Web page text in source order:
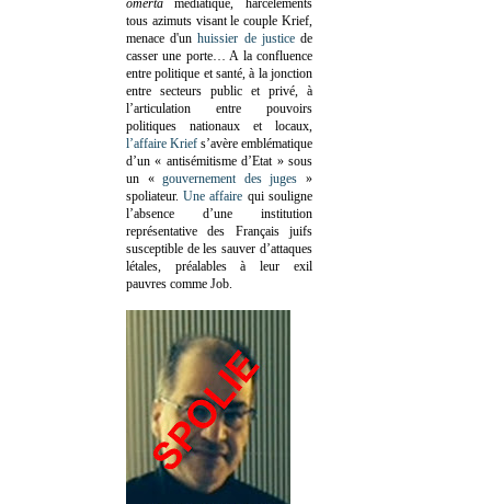
tous azimuts visant le couple Krief,
menace d'unhuissier de justicede
casser une porte… A la confluence
entre politique et santé, à la jonction
entre secteurs public et privé, à
l’articulation entre pouvoirs
politiques nationaux et locaux,
l’affaire Krief s’avère emblématique
d’un « antisémitisme d’Etat » sous
un «gouvernement des juges »
spoliateur.Une affaire qui souligne
l’absence d’une institution
représentative des Français juifs
susceptible de les sauver d’attaques
létales, préalables à leur exil
pauvres comme Job.